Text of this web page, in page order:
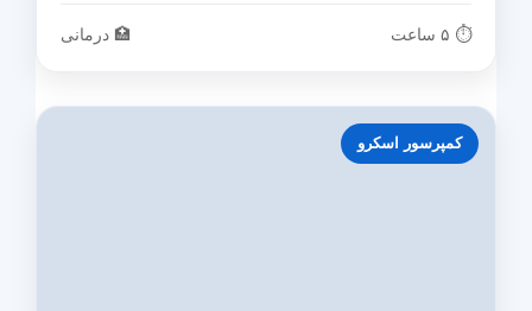
⏱ ۵ ساعت 🏥 درمانی
کمپرسور اسکرو